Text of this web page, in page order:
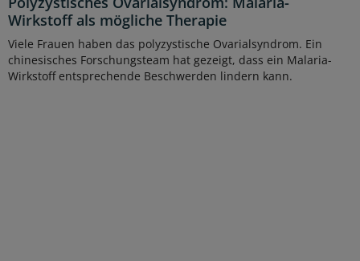
Wirkstoff als mögliche Therapie
Viele Frauen haben das polyzystische Ovarialsyndrom. Ein
chinesisches Forschungsteam hat gezeigt, dass ein Malaria-
Wirkstoff entsprechende Beschwerden lindern kann.